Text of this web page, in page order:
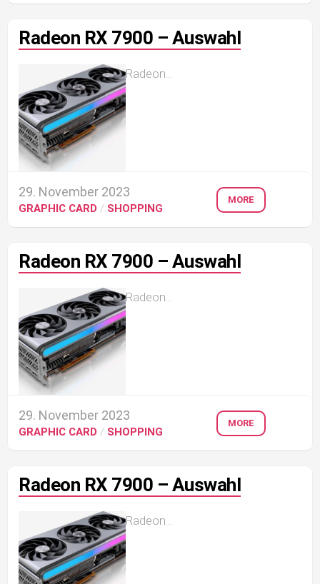
Radeon RX 7900 – Auswahl
Radeon...
29. November 2023
GRAPHIC CARD / SHOPPING
MORE
Radeon RX 7900 – Auswahl
Radeon...
29. November 2023
GRAPHIC CARD / SHOPPING
MORE
Radeon RX 7900 – Auswahl
Radeon...